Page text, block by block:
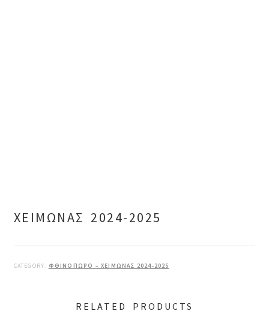
ΧΕΙΜΩΝΑΣ 2024-2025
CATEGORY: ΦΘΙΝΟΠΩΡΟ – ΧΕΙΜΩΝΑΣ 2024-2025
RELATED PRODUCTS